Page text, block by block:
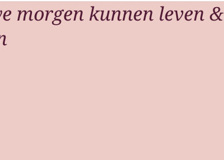
morgen kunnen leven &